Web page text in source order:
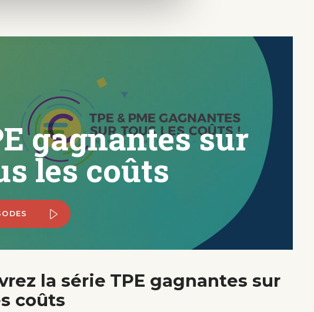
gagnantes sur
les coûts
la série TPE gagnantes sur
coûts